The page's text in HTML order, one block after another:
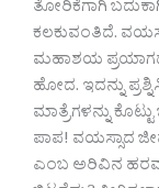
ತೋರಿಕೆಗಾಗಿ
ಕಲಕುವಂತಿದೆ.
ಮಹಾಶಯ ಪ್ರಯಾಗದ
ಹೋದ. ಇದನ್ನು
ಮಾತ್ರೆಗಳನ್ನು
ಪಾಪ! ವಯಸ್ಸಾದ
ಎಂಬ ಅರಿವಿನ